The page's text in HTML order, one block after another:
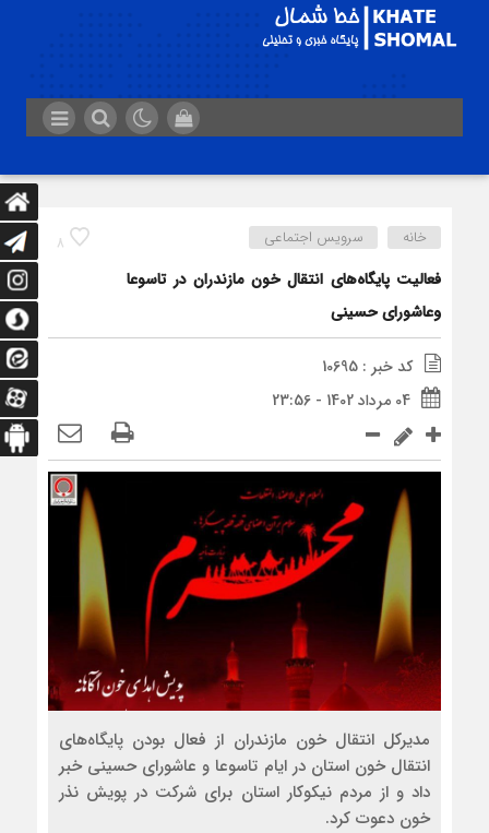
8 خانه سرویس اجتماعی
فعالیت پایگاه‌های انتقال خون مازندران در تاسوعا
وعاشورای حسینی
کد خبر : 10695
04 مرداد 1402 - 23:56
مدیرکل انتقال خون مازندران از فعال بودن پایگاه‌های
انتقال خون استان در ایام تاسوعا و عاشورای حسینی خبر
داد و از مردم نیکوکار استان برای شرکت در پویش نذر
خون دعوت کرد.